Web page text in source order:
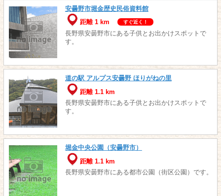
安曇野市堀金歴史民俗資料館
距離 1 km
すぐ近く！
長野県安曇野市にある子供とお出かけスポットで
す。
道の駅 アルプス安曇野 ほりがねの里
距離 1.1 km
長野県安曇野市にある子供とお出かけスポットで
す。
堀金中央公園（安曇野市）
距離 1.1 km
長野県安曇野市にある都市公園（街区公園）です。